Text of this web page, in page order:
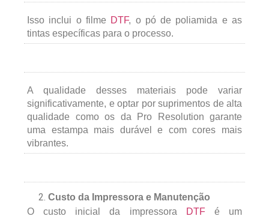
Isso inclui o filme DTF, o pó de poliamida e as
tintas específicas para o processo.
A qualidade desses materiais pode variar
significativamente, e optar por suprimentos de alta
qualidade como os da Pro Resolution garante
uma estampa mais durável e com cores mais
vibrantes.
Custo da Impressora e Manutenção
O custo inicial da impressora
DTFé um